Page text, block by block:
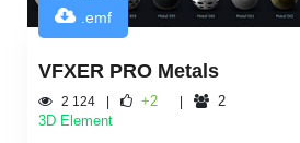
.emf
VFXER PRO Metals
2 124 +2
2
3D Element